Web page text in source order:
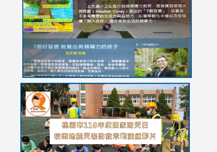
https://drive.google.com/file/d/1I-
YfDQppRvyMk686kIw6SBbssEIZ6WnT/view?
usp=sharing
https://sites.google.com/stes.tyc.edu.tw/
link
to
https://drive.google.com/file/d/
usp=sharing